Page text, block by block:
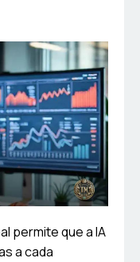
permite que a IA
a cada